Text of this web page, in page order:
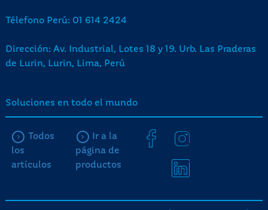
Télefono Perú: 01 614 2424
Dirección: Av. Industrial, Lotes 18 y 19. Urb. Las Praderas
de Lurin, Lurin, Lima, Perú
Soluciones en todo el mundo
Todos
los
artículos
Ir a la
página de
productos